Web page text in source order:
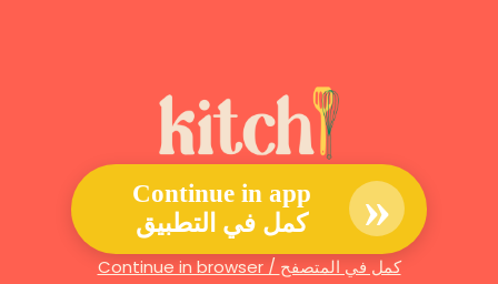
Continue in app
كمل في التطبيق
»
Continue in browser / كمل في المتصفح